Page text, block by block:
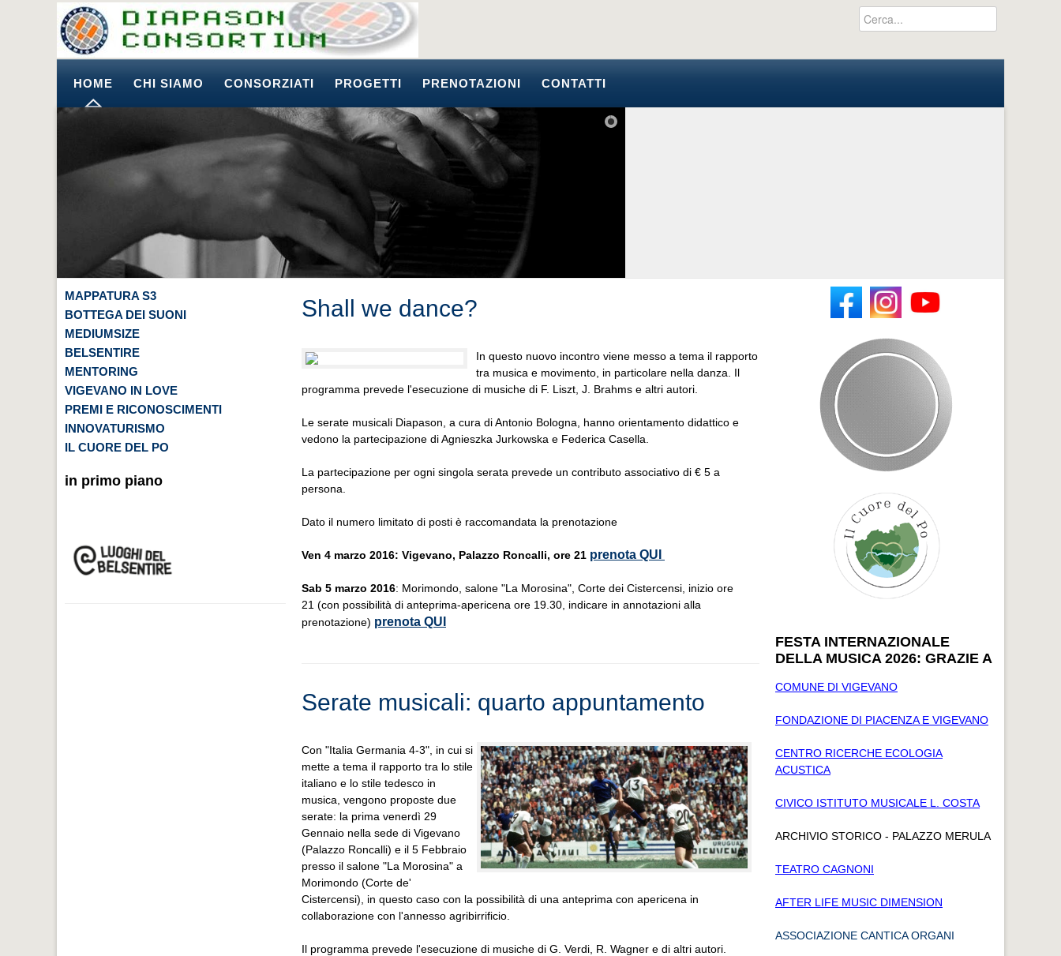
HOME CHI SIAMO CONSORZIATI PROGETTI PRENOTAZIONI CONTATTI
MAPPATURA S3
BOTTEGA DEI SUONI
MEDIUMSIZE
BELSENTIRE
MENTORING
VIGEVANO IN LOVE
PREMI E RICONOSCIMENTI
INNOVATURISMO
IL CUORE DEL PO
in primo piano
Shall we dance?
In questo nuovo incontro viene messo a tema il rapporto
tra musica e movimento, in particolare nella danza. Il
programma prevede l'esecuzione di musiche di F. Liszt, J. Brahms e altri autori.
Le serate musicali Diapason, a cura di Antonio Bologna, hanno orientamento didattico e
vedono la partecipazione di Agnieszka Jurkowska e Federica Casella.
La partecipazione per ogni singola serata prevede un contributo associativo di € 5 a
persona.
Dato il numero limitato di posti è raccomandata la prenotazione
Ven 4 marzo 2016: Vigevano, Palazzo Roncalli, ore 21 prenota QUI
Sab 5 marzo 2016: Morimondo, salone "La Morosina", Corte dei Cistercensi, inizio ore
21 (con possibilità di anteprima-apericena ore 19.30, indicare in annotazioni alla
prenotazione) prenota QUI
Serate musicali: quarto appuntamento
Con "Italia Germania 4-3", in cui si
mette a tema il rapporto tra lo stile
italiano e lo stile tedesco in
musica, vengono proposte due
serate: la prima venerdì 29
Gennaio nella sede di Vigevano
(Palazzo Roncalli) e il 5 Febbraio
presso il salone "La Morosina" a
Morimondo (Corte de'
Cistercensi), in questo caso con la possibilità di una anteprima con apericena in
collaborazione con l'annesso agribirrificio.
Il programma prevede l'esecuzione di musiche di G. Verdi, R. Wagner e di altri autori.
FESTA INTERNAZIONALE
DELLA MUSICA 2026: GRAZIE A
COMUNE DI VIGEVANO
FONDAZIONE DI PIACENZA E VIGEVANO
CENTRO RICERCHE ECOLOGIA
ACUSTICA
CIVICO ISTITUTO MUSICALE L. COSTA
ARCHIVIO STORICO - PALAZZO MERULA
TEATRO CAGNONI
AFTER LIFE MUSIC DIMENSION
ASSOCIAZIONE CANTICA ORGANI